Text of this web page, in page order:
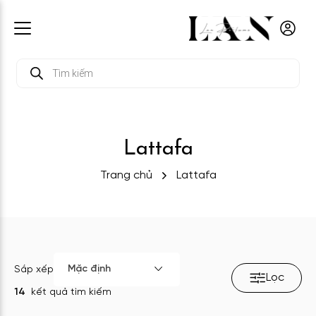
kiếm
Lattafa
Trang chủ Lattafa
Lọc
Sắp xếp Mặc định
14 kết quả tìm kiếm